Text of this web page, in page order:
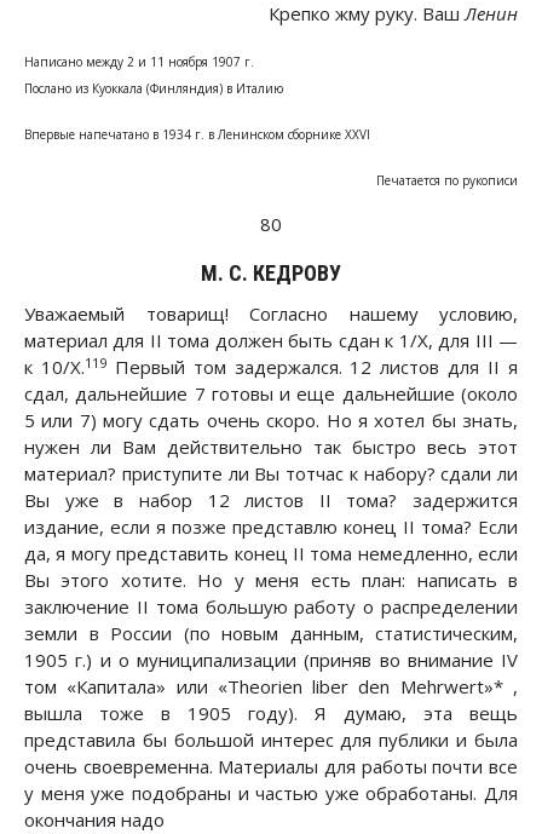
Крепко жму руку. ВашЛенин
Написано между 2 и 11 ноября 1907 г.
Послано из Куоккала (Финляндия) в Италию
Впервые напечатано в 1934 г. в Ленинском сборнике XXVI
Печатается по рукописи
80
М. С. КЕДРОВУ
Уважаемый товарищ! Согласно нашему условию,
материал для II тома должен быть сдан к 1/Х, для III —
к 10/Х.119Первый том задержался. 12 листов для II я
сдал, дальнейшие 7 готовы и еще дальнейшие (около
5 или 7) могу сдать очень скоро. Но я хотел бы знать,
нужен ли Вам действительно так быстро весь этот
материал? приступите ли Вы тотчас к набору? сдали ли
Вы уже в набор 12 листов II тома? задержится
издание, если я позже представлю конец II тома? Если
да, я могу представить конец II тома немедленно, если
Вы этого хотите. Но у меня есть план: написать в
заключение II тома большую работу о распределении
земли в России (по новым данным, статистическим,
1905 г.) и о муниципализации (приняв во внимание IV
том «Капитала» или «Theorien liber den Mehrwert»* ,
вышла тоже в 1905 году). Я думаю, эта вещь
представила бы большой интерес для публики и была
очень своевременна. Материалы для работы почти все
у меня уже подобраны и частью уже обработаны. Для
окончания надо